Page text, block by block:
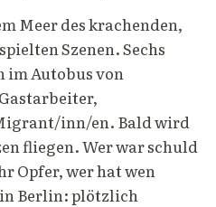
Meer des krachenden,
Szenen. Sechs
im Autobus von
inn/en. Bald wird
fliegen. Wer war schuld
Opfer, wer hat wen
Berlin: plötzlich